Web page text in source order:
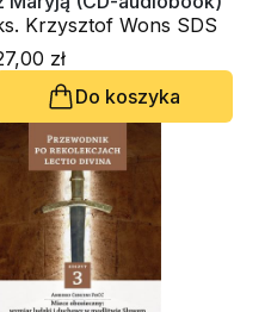
Krzysztof Wons SDS
zł
Do koszyka